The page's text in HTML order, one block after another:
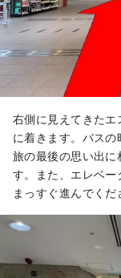
右側に見えてきた
に着きます。バス
旅の最後の思い出
す。また、エレベー
まっすぐ進んでくだ